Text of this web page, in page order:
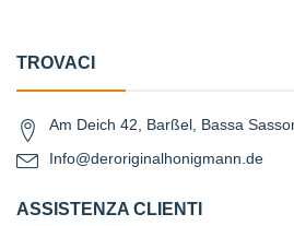
TROVACI
Am Deich 42, Barßel, Bassa
Info@deroriginalhonigmann.de
ASSISTENZA CLIENTI